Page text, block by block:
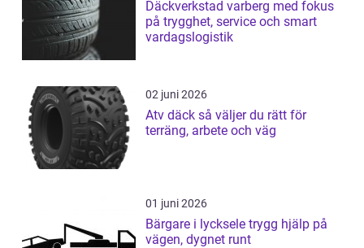
Däckverkstad varberg med fokus
på trygghet, service och smart
vardagslogistik
02 juni 2026
Atv däck så väljer du rätt för
terräng, arbete och väg
01 juni 2026
Bärgare i lycksele trygg hjälp på
vägen, dygnet runt